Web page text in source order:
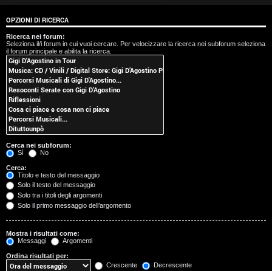
i
s
e
n
z
a
r
i
s
p
o
s
OPZIONI DI RICERCA
Ricerca nei forum:
Seleziona il/i forum in cui vuoi cercare. Per velocizzare la ricerca nei subforum seleziona
il forum principale e abilita la ricerca.
Cerca nei subforum:
Sì
No
Cerca:
Titolo e testo del messaggio
Solo il testo del messaggio
Solo tra i titoli degli argomenti
Solo il primo messaggio dell’argomento
Mostra i risultati come:
Messaggi
Argomenti
Ordina risultati per:
Crescente
Decrescente